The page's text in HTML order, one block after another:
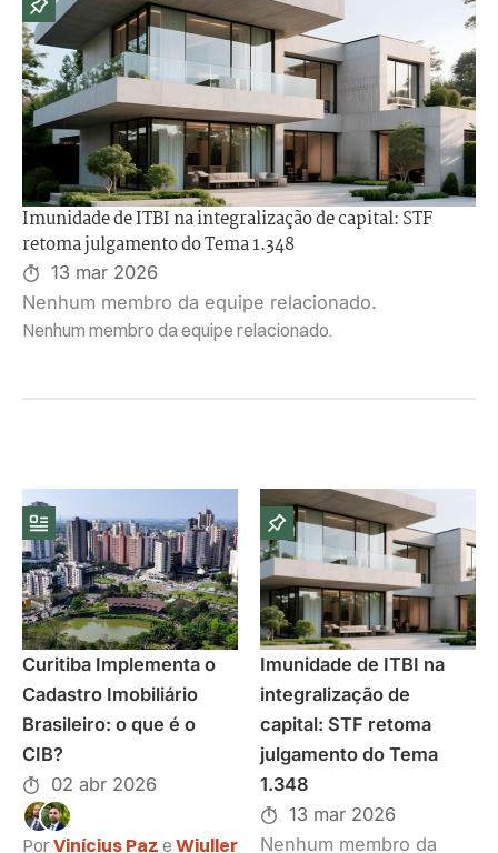
Imunidade de ITBI na integralização de capital: STF
retoma julgamento do Tema 1.348
Nenhum membro da equipe relacionado.
Nenhum membro da equipe relacionado.
13 mar 2026
Curitiba Implementa o
Cadastro Imobiliário
Brasileiro: o que é o
CIB?
02 abr 2026
PorVinícius Paz e Wiuller
Imunidade de ITBI na
integralização de
capital: STF retoma
julgamento do Tema
1.348
13 mar 2026
Nenhum membro da